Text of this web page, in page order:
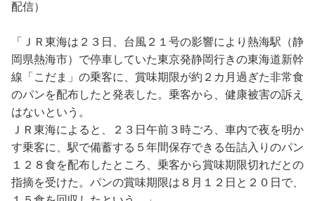
配信）
「ＪＲ東海は２３日、台風２１号の影響により熱海駅（静
岡県熱海市）で停車していた東京発静岡行きの東海道新幹
線「こだま」の乗客に、賞味期限が約２カ月過ぎた非常食
のパンを配布したと発表した。乗客から、健康被害の訴え
はないという。
ＪＲ東海によると、２３日午前３時ごろ、車内で夜を明か
す乗客に、駅で備蓄する５年間保存できる缶詰入りのパン
１２８食を配布したところ、乗客から賞味期限切れだとの
指摘を受けた。パンの賞味期限は８月１２日と２０日で、